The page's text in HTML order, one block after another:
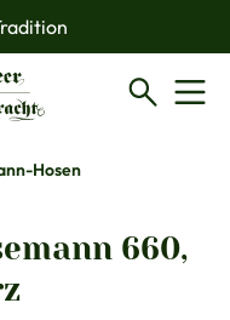
Hosen
660,